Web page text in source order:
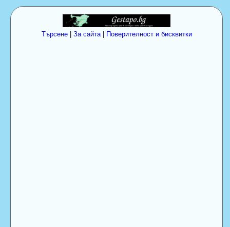
Търсене| За сайта| Поверителност и бисквитки